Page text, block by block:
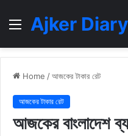
Menu
Ajker Diary
Home /আজকের টাকার রেট
আজকের টাকার রেট
আজকের বাংলাদেশ